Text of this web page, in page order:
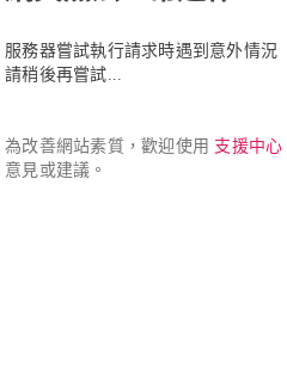
服務器嘗試執行請求時遇到意外情況
請稍後再嘗試...
為改善網站素質，歡迎使用 支援中心
意見或建議。